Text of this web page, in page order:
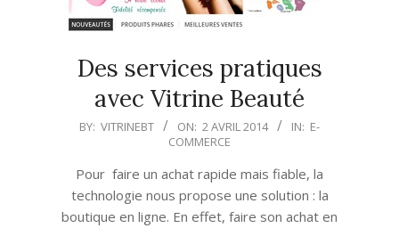
Des services pratiques
avec Vitrine Beauté
2014-
BY: VITRINEBT ON: 2 AVRIL 2014 IN: E-
COMMERCE
Pour faire un achat rapide mais fiable, la
technologie nous propose une solution : la
boutique en ligne. En effet, faire son achat en